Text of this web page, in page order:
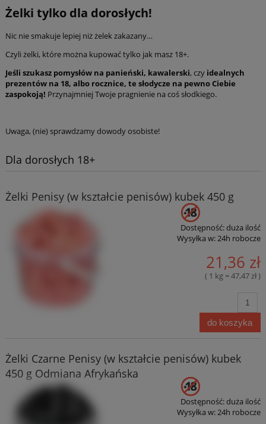
Żelki tylko dla dorosłych!
Nic nie smakuje lepiej niż żelek zakazany…
Czyli żelki, które można kupować tylko jak masz 18+.
Jeśli szukasz pomysłów na panieński, kawalerski, czy idealnych
prezentów na 18, albo rocznice, te słodycze na pewno Ciebie
zaspokoją! Przynajmniej Twoje pragnienie na coś słodkiego.
Uwaga, (nie) sprawdzamy dowody osobiste!
Dla dorosłych 18+
Żelki Penisy (w kształcie penisów) kubek 450 g
Dostępność:duża ilość
Wysyłka w:24h robocze
21,36 zł
( 1 kg = 47,47 zł )
do koszyka
Żelki Czarne Penisy (w kształcie penisów) kubek
450 g Odmiana Afrykańska
Dostępność:duża ilość
Wysyłka w: 24h robocze